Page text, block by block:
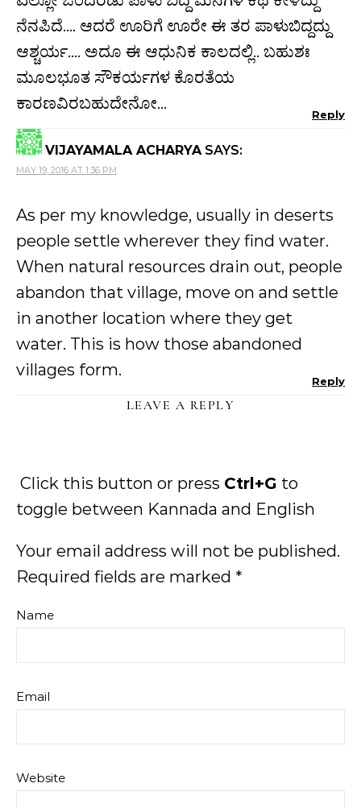
ನೆನಪಿದೆ…. ಆದರೆ ಊರಿಗೆ ಊರೇ ಈ ತರ ಪಾಳುಬಿದ್ದದ್ದು
ಆಶ್ಚರ್ಯ…. ಅದೂ ಈ ಆಧುನಿಕ ಕಾಲದಲ್ಲಿ.. ಬಹುಶಃ
ಮೂಲಭೂತ ಸೌಕರ್ಯಗಳ ಕೊರತೆಯ
ಕಾರಣವಿರಬಹುದೇನೋ…
Reply
VIJAYAMALA ACHARYA SAYS:
MAY 19, 2016 AT 1:36 PM
As per my knowledge, usually in deserts
people settle wherever they find water.
When natural resources drain out, people
abandon that village, move on and settle
in another location where they get
water. This is how those abandoned
villages form.
Reply
LEAVE A REPLY
Click this button or press Ctrl+G to
toggle between Kannada and English
Your email address will not be published.
Required fields are marked *
Name
Email
Website